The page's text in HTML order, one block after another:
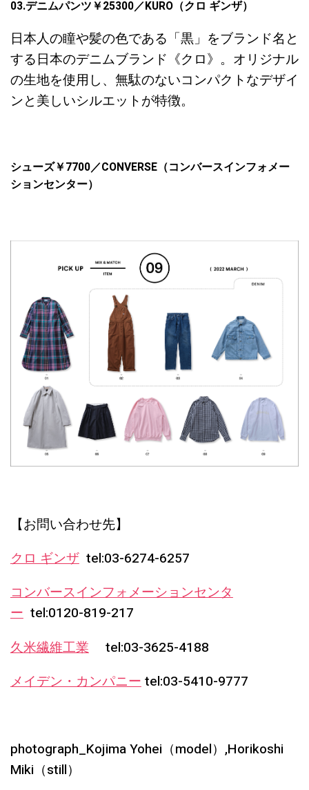
03.デニムパンツ￥25300／KURO（クロ ギンザ）
日本人の瞳や髪の色である「黒」をブランド名と
する日本のデニムブランド《クロ》。オリジナル
の生地を使用し、無駄のないコンパクトなデザイ
ンと美しいシルエットが特徴。
シューズ￥7700／CONVERSE（コンバースインフォメー
ションセンター）
【お問い合わせ先】
クロ ギンザtel:03-6274-6257
コンバースインフォメーションセンタ
ーtel:0120-819-217
久米繊維工業 tel:03-3625-4188
メイデン・カンパニーtel:03-5410-9777
photograph_Kojima Yohei（model）,Horikoshi
Miki（still）